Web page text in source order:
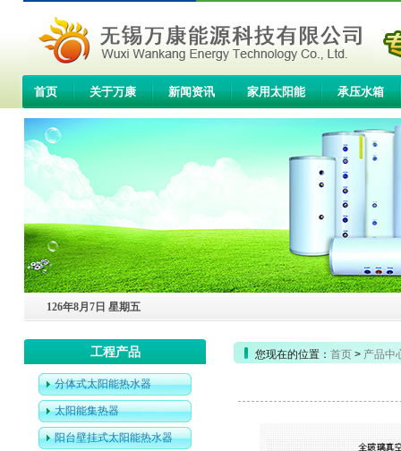
首页 关于万康 新闻资讯 家用太阳能 承压水箱
联系我们
126年8月7日 星期五
工程产品
分体式太阳能热水器
太阳能集热器
阳台壁挂式太阳能热水器
您现在的位置： 首页 > 产品中